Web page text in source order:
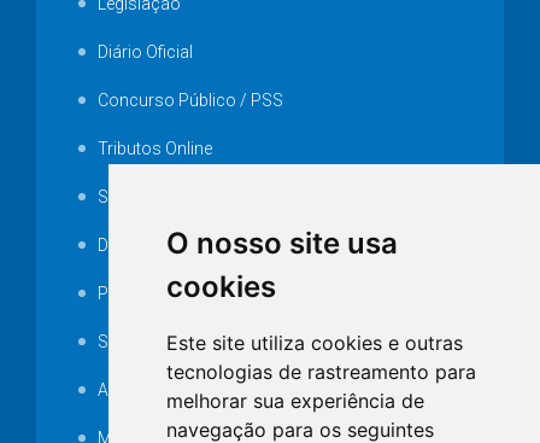
O nosso site usa
cookies
Este site utiliza cookies e outras
tecnologias de rastreamento para
melhorar sua experiência de
navegação para os seguintes
Diário Oficial
Concurso Público / PSS
Tributos Online
Serviços ISS-E
Decretos
Portarias
SAMAE
Audiência pública
MANUTENÇÃO DE ILUMINAÇÃO PÚBLICA